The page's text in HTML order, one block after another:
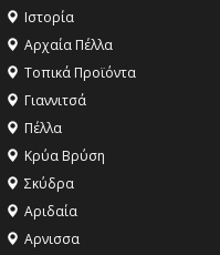
Ιστορία
Αρχαία Πέλλα
Τοπικά Προϊόντα
Γιαννιτσά
Πέλλα
Κρύα Βρύση
Σκύδρα
Αριδαία
Aρνισσα